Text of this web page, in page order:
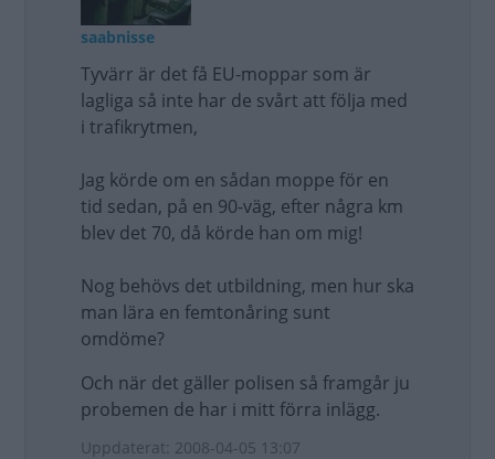
saabnisse
Tyvärr är det få EU-moppar som är
lagliga så inte har de svårt att följa med
i trafikrytmen,
Jag körde om en sådan moppe för en
tid sedan, på en 90-väg, efter några km
blev det 70, då körde han om mig!
Nog behövs det utbildning, men hur ska
man lära en femtonåring sunt
omdöme?
Och när det gäller polisen så framgår ju
probemen de har i mitt förra inlägg.
Uppdaterat: 2008-04-05 13:07